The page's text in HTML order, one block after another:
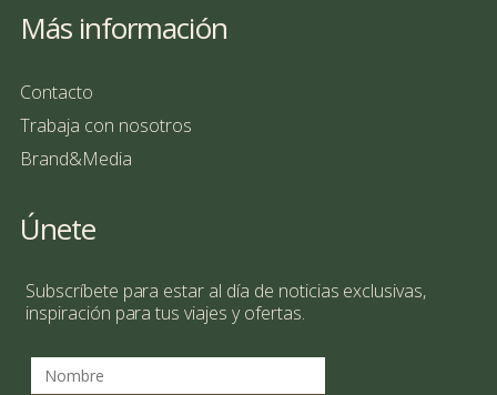
Más información
Contacto
Trabaja con nosotros
Brand&Media
Únete
Subscríbete para estar al día de noticias exclusivas,
inspiración para tus viajes y ofertas.